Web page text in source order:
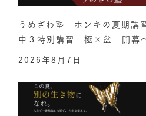
うめざわ塾 ホンキの夏期
中３特別講習 極×盆 開幕
2026年8月7日